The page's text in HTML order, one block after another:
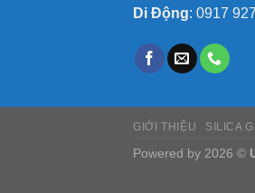
Di Động: 0917
GIỚI THIỆU SILICA
Powered by 2026 ©